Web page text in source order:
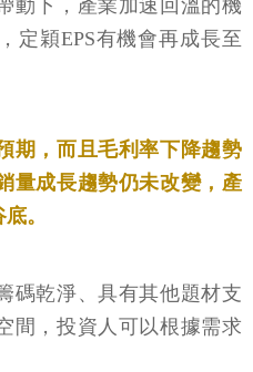
動下，產業加速回溫的機
定穎EPS有機會再成長至
期，而且毛利率下降趨勢
量成長趨勢仍未改變，產
。
碼乾淨、具有其他題材支
間，投資人可以根據需求